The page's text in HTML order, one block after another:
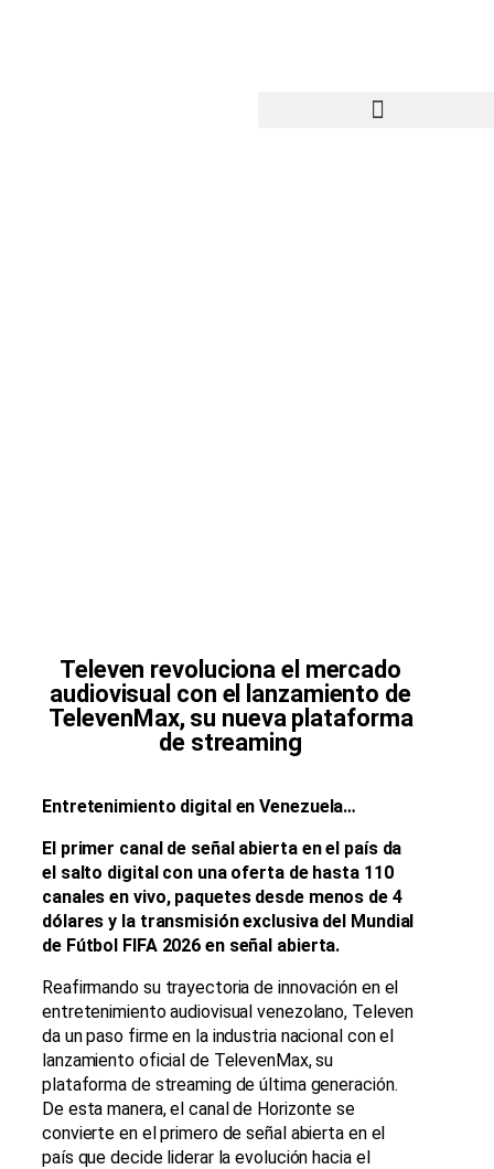
Televen revoluciona el mercado
audiovisual con el lanzamiento de
TelevenMax, su nueva plataforma
de streaming
Entretenimiento digital en Venezuela…
El primer canal de señal abierta en el país da
el salto digital con una oferta de hasta 110
canales en vivo, paquetes desde menos de 4
dólares y la transmisión exclusiva del Mundial
de Fútbol FIFA 2026 en señal abierta.
Reafirmando su trayectoria de innovación en el
entretenimiento audiovisual venezolano, Televen
da un paso firme en la industria nacional con el
lanzamiento oficial de TelevenMax, su
plataforma de streaming de última generación.
De esta manera, el canal de Horizonte se
convierte en el primero de señal abierta en el
país que decide liderar la evolución hacia el